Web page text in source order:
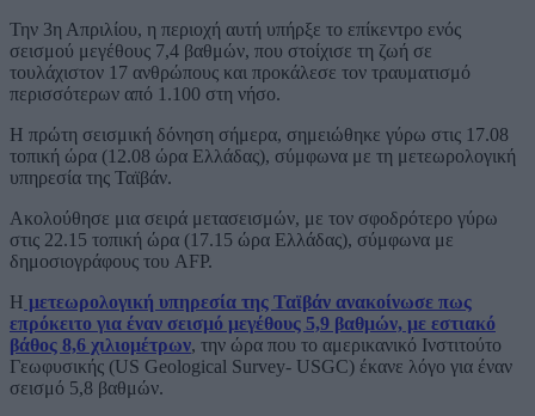
Την 3η Απριλίου, η περιοχή αυτή υπήρξε το επίκεντρο ενός
σεισμού μεγέθους 7,4 βαθμών, που στοίχισε τη ζωή σε
τουλάχιστον 17 ανθρώπους και προκάλεσε τον τραυματισμό
περισσότερων από 1.100 στη νήσο.
Η πρώτη σεισμική δόνηση σήμερα, σημειώθηκε γύρω στις 17.08
τοπική ώρα (12.08 ώρα Ελλάδας), σύμφωνα με τη μετεωρολογική
υπηρεσία της Ταϊβάν.
Ακολούθησε μια σειρά μετασεισμών, με τον σφοδρότερο γύρω
στις 22.15 τοπική ώρα (17.15 ώρα Ελλάδας), σύμφωνα με
δημοσιογράφους του AFP.
Η μετεωρολογική υπηρεσία της Ταϊβάν ανακοίνωσε πως
επρόκειτο για έναν σεισμό μεγέθους 5,9 βαθμών, με εστιακό
βάθος 8,6 χιλιομέτρων, την ώρα που το αμερικανικό Ινστιτούτο
Γεωφυσικής (US Geological Survey- USGC) έκανε λόγο για έναν
σεισμό 5,8 βαθμών.